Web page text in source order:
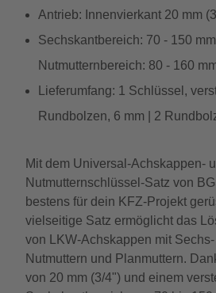
Antrieb: Innenvierkant 20 mm
Sechskantbereich: 70 - 150 mm |
Nutmutternbereich: 80 - 160
Lieferumfang: 1 Schlüssel,
Rundbolzen, 6 mm | 2
Mit dem Universal-Achskappen-
Nutmutternschlüssel-Satz von
bestens für dein KFZ-Projekt
vielseitige Satz ermöglicht das
von LKW-Achskappen mit
Nutmuttern und Planmuttern.
von 20 mm (3/4") und einem